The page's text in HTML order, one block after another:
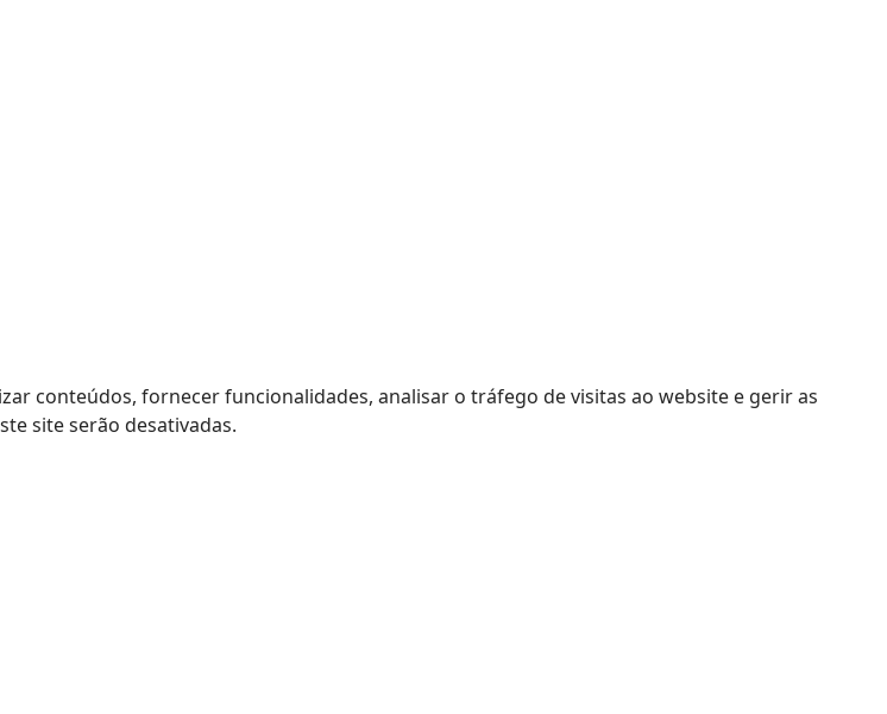
conteúdos, fornecer funcionalidades, analisar o tráfego de visitas ao website e gerir as
site serão desativadas.